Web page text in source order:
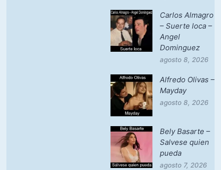
Carlos Almagro
– Suerte loca –
Angel
Dominguez
agosto 8, 2026
Alfredo Olivas –
Mayday
agosto 8, 2026
Bely Basarte –
Salvese quien
pueda
agosto 7, 2026